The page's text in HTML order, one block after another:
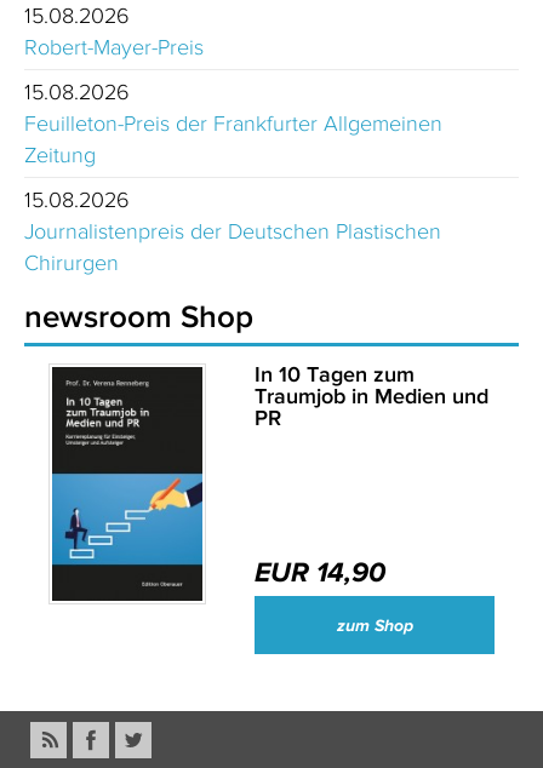
15.08.2026
Robert-Mayer-Preis
15.08.2026
Feuilleton-Preis der Frankfurter Allgemeinen
Zeitung
15.08.2026
Journalistenpreis der Deutschen Plastischen
Chirurgen
newsroom Shop
In 10 Tagen zum
Traumjob in Medien und
PR
EUR 14,90
zum Shop